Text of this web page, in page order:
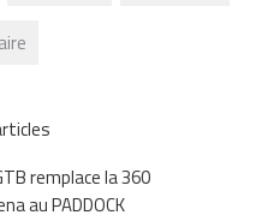
remplace la 360
au PADDOCK